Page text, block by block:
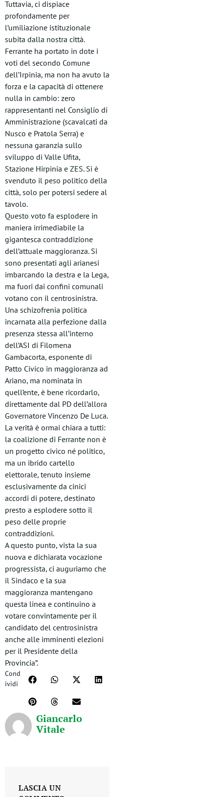
Tuttavia, ci dispiace
profondamente per
l’umiliazione istituzionale
subita dalla nostra città.
Ferrante ha portato in dote i
voti del secondo Comune
dell’Irpinia, ma non ha avuto la
forza e la capacità di ottenere
nulla in cambio: zero
rappresentanti nel Consiglio di
Amministrazione (scavalcati da
Nusco e Pratola Serra) e
nessuna garanzia sullo
sviluppo di Valle Ufita,
Stazione Hirpinia e ZES. Si è
svenduto il peso politico della
città, solo per potersi sedere al
tavolo.
Questo voto fa esplodere in
maniera irrimediabile la
gigantesca contraddizione
dell’attuale maggioranza. Si
sono presentati agli arianesi
imbarcando la destra e la Lega,
ma fuori dai confini comunali
votano con il centrosinistra.
Una schizofrenia politica
incarnata alla perfezione dalla
presenza stessa all’interno
dell’ASI di Filomena
Gambacorta, esponente di
Patto Civico in maggioranza ad
Ariano, ma nominata in
quell’ente, è bene ricordarlo,
direttamente dal PD dell’allora
Governatore Vincenzo De Luca.
La verità è ormai chiara a tutti:
la coalizione di Ferrante non è
un progetto civico né politico,
ma un ibrido cartello
elettorale, tenuto insieme
esclusivamente da cinici
accordi di potere, destinato
presto a esplodere sotto il
peso delle proprie
contraddizioni.
A questo punto, vista la sua
nuova e dichiarata vocazione
progressista, ci auguriamo che
il Sindaco e la sua
maggioranza mantengano
questa linea e continuino a
votare convintamente per il
candidato del centrosinistra
anche alle imminenti elezioni
per il Presidente della
Provincia”.
Cond
ividi
Giancarlo
Vitale
LASCIA UN